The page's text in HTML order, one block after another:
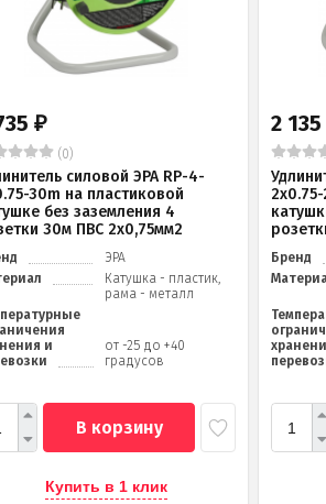
₽
(0)
силовой ЭРА RP-4-
30m на пластиковой
без заземления 4
30м ПВС 2х0,75мм2
ЭРА
Катушка - пластик,
рама - металл
и
от -25 до +40
градусов
В корзину
Купить в 1 клик
2
Бренд